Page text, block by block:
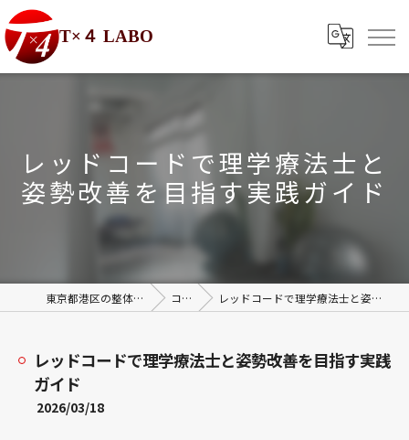
T×４ LABO
レッドコードで理学療法士と
姿勢改善を目指す実践ガイド
東京都港区の整体ならT×4 LABO コラム レッドコードで理学療法士と姿勢改善を目指す実践ガイド
レッドコードで理学療法士と姿勢改善を目指す実践
ガイド
2026/03/18